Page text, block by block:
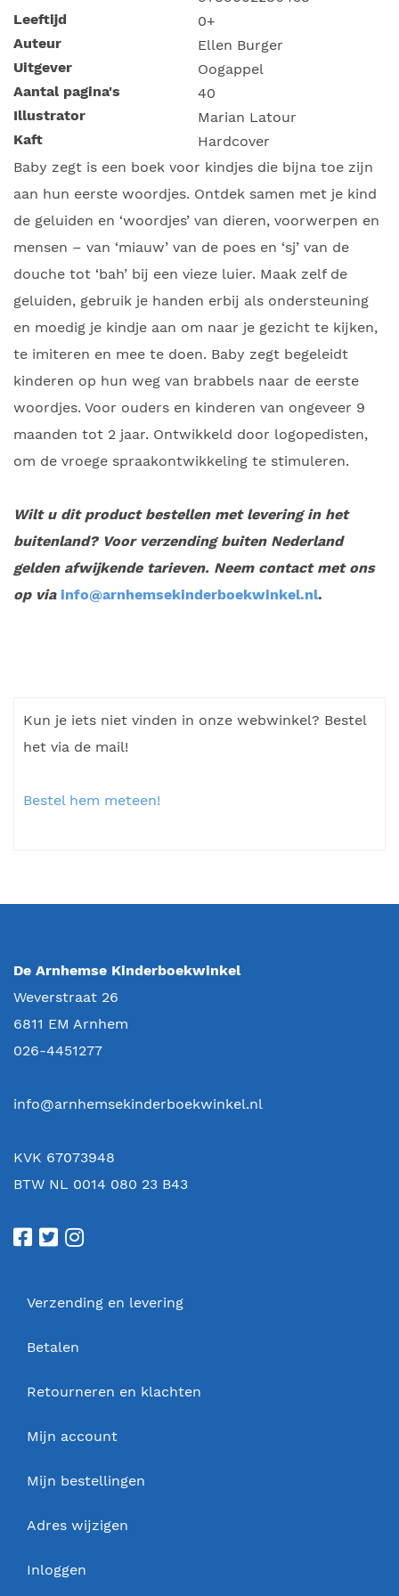
Leeftijd
0+
Auteur
Ellen Burger
Uitgever
Oogappel
Aantal pagina's
40
Illustrator
Marian Latour
Kaft
Hardcover
Baby zegt is een boek voor kindjes die bijna toe zijn
aan hun eerste woordjes. Ontdek samen met je kind
de geluiden en ‘woordjes’ van dieren, voorwerpen en
mensen – van ‘miauw’ van de poes en ‘sj’ van de
douche tot ‘bah’ bij een vieze luier. Maak zelf de
geluiden, gebruik je handen erbij als ondersteuning
en moedig je kindje aan om naar je gezicht te kijken,
te imiteren en mee te doen. Baby zegt begeleidt
kinderen op hun weg van brabbels naar de eerste
woordjes. Voor ouders en kinderen van ongeveer 9
maanden tot 2 jaar. Ontwikkeld door logopedisten,
om de vroege spraakontwikkeling te stimuleren.
Wilt u dit product bestellen met levering in het
buitenland? Voor verzending buiten Nederland
gelden afwijkende tarieven. Neem contact met ons
op via info@arnhemsekinderboekwinkel.nl.
Kun je iets niet vinden in onze webwinkel? Bestel
het via de mail!
Bestel hem meteen!
De Arnhemse Kinderboekwinkel
Weverstraat 26
6811 EM Arnhem
026-4451277
info@arnhemsekinderboekwinkel.nl
KVK 67073948
BTW NL 0014 080 23 B43
Verzending en levering
Betalen
Retourneren en klachten
Mijn account
Mijn bestellingen
Adres wijzigen
Inloggen